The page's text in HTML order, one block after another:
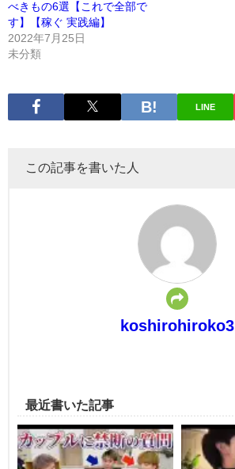
べきもの6選【これで全部で
す】【稼ぐ 実践編】
2022年7月25日
未分類
LINE
この記事を書いた人
koshirohiroko3
最近書いた記事